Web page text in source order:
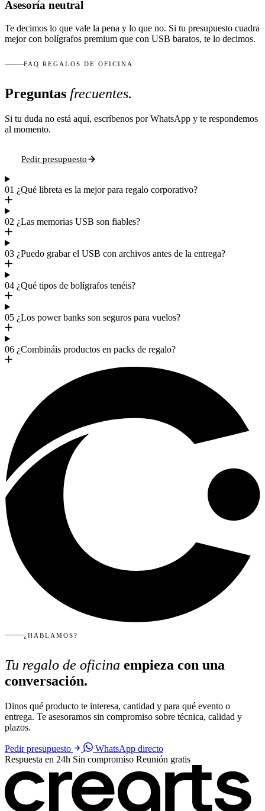
Asesoría neutral
Te decimos lo que vale la pena y lo que no. Si tu presupuesto cuadra
mejor con bolígrafos premium que con USB baratos, te lo decimos.
FAQ REGALOS DE OFICINA
Preguntas frecuentes.
Si tu duda no está aquí, escríbenos por WhatsApp y te respondemos
al momento.
Pedir presupuesto
01 ¿Qué libreta es la mejor para regalo corporativo?
02 ¿Las memorias USB son fiables?
03 ¿Puedo grabar el USB con archivos antes de la entrega?
04 ¿Qué tipos de bolígrafos tenéis?
05 ¿Los power banks son seguros para vuelos?
06 ¿Combináis productos en packs de regalo?
¿HABLAMOS?
Tu regalo de oficina empieza con una
conversación.
Dinos qué producto te interesa, cantidad y para qué evento o
entrega. Te asesoramos sin compromiso sobre técnica, calidad y
plazos.
Pedir presupuesto
WhatsApp directo
Respuesta en 24h Sin compromiso Reunión gratis